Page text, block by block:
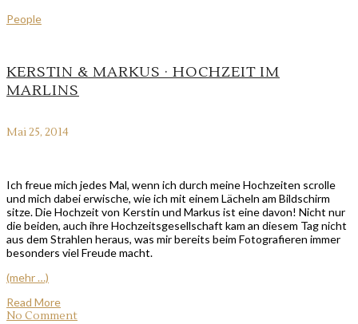
People
KERSTIN & MARKUS · HOCHZEIT IM
MARLINS
Mai 25, 2014
Ich freue mich jedes Mal, wenn ich durch meine Hochzeiten scrolle
und mich dabei erwische, wie ich mit einem Lächeln am Bildschirm
sitze. Die Hochzeit von Kerstin und Markus ist eine davon! Nicht nur
die beiden, auch ihre Hochzeitsgesellschaft kam an diesem Tag nicht
aus dem Strahlen heraus, was mir bereits beim Fotografieren immer
besonders viel Freude macht.
(mehr …)
Read More
No Comment